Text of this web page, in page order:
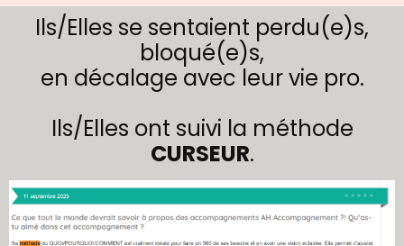
Ils/Elles se sentaient perdu(e)s,
bloqué(e)s,
en décalage avec leur vie pro.
Ils/Elles ont suivi la méthode
CURSEUR.